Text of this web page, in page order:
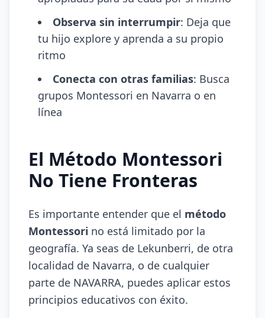
Observa sin interrumpir: Deja que
tu hijo explore y aprenda a su propio
ritmo
Conecta con otras familias: Busca
grupos Montessori en Navarra o en
línea
El Método Montessori
No Tiene Fronteras
Es importante entender que el método
Montessori no está limitado por la
geografía. Ya seas de Lekunberri, de otra
localidad de Navarra, o de cualquier
parte de NAVARRA, puedes aplicar estos
principios educativos con éxito.